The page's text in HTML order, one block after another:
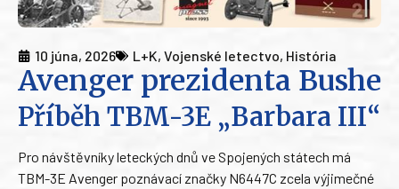
10 júna, 2026 L+K, Vojenské letectvo, História
Avenger prezidenta Bushe
Příběh TBM-3E „Barbara III“
Pro návštěvníky leteckých dnů ve Spojených státech má
TBM-3E Avenger poznávací značky N6447C zcela výjimečné